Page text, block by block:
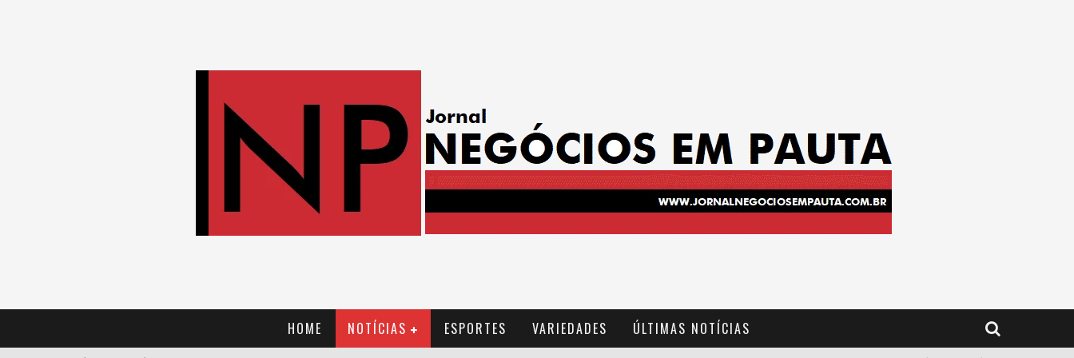
HOME NOTÍCIAS ESPORTES VARIEDADES ÚLTIMAS NOTÍCIAS